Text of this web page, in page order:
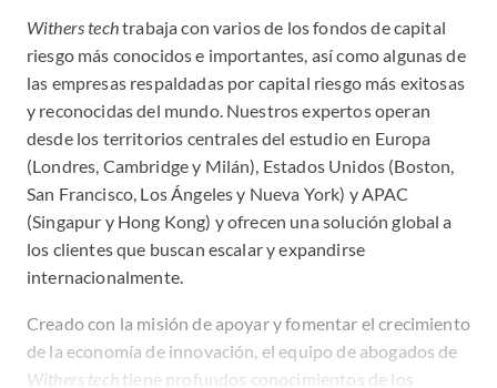
Withers techtrabaja con varios de los fondos de capital
riesgo más conocidos e importantes, así como algunas de
las empresas respaldadas por capital riesgo más exitosas
y reconocidas del mundo. Nuestros expertos operan
desde los territorios centrales del estudio en Europa
(Londres, Cambridge y Milán), Estados Unidos (Boston,
San Francisco, Los Ángeles y Nueva York) y APAC
(Singapur y Hong Kong) y ofrecen una solución global a
los clientes que buscan escalar y expandirse
internacionalmente.
Creado con la misión de apoyar y fomentar el crecimiento
de la economía de innovación, el equipo de abogados de
Withers tech tiene profundos conocimientos de los